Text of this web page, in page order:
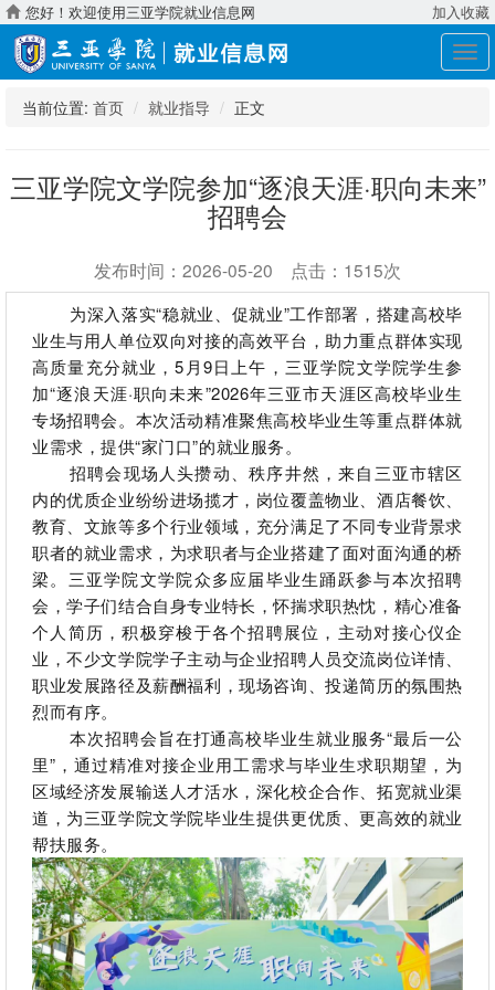
您好！欢迎使用三亚学院就业信息网 加入收藏
展
开
当前位置: 首页 就业指导 正文
三亚学院文学院参加“逐浪天涯·职向未来”
招聘会
发布时间：2026-05-20 点击：1515次
为深入落实“稳就业、促就业”工作部署，搭建高校毕
业生与用人单位双向对接的高效平台，助力重点群体实现
高质量充分就业，5月9日上午， 三亚学院文学院学生参
加“逐浪天涯·职向未来”2026年三亚市天涯区高校毕业生
专场招聘会。本次活动精准聚焦高校毕业生等重点群体就
业需求，提供“家门口”的就业服务。
招聘会现场人头攒动、秩序井然，来自三亚市辖区
内的优质企业纷纷进场揽才，岗位覆盖物业、酒店餐饮、
教育、文旅等多个行业领域，充分满足了不同专业背景求
职者的就业需求 ， 为求职者与企业搭建了面对面沟通的桥
梁。三亚学院文学院众多应届毕业生踊跃参与本次招聘
会，学子们结合自身专业特长，怀揣求职热忱，精心准备
个人简历，积极穿梭于各个招聘展位，主动对接心仪企
业，不少文学院学子主动与企业招聘人员交流岗位详情、
职业发展路径及薪酬福利，现场咨询、投递简历的氛围热
烈而有序。
本次招聘会旨在打通高校毕业生就业服务“最后一公
里”，通过精准对接企业用工需求与毕业生求职期望，为
区域经济发展输送人才活水 ， 深化校企合作、拓宽就业渠
道，为三亚学院文学院毕业生提供更优质、更高效的就业
帮扶服务。